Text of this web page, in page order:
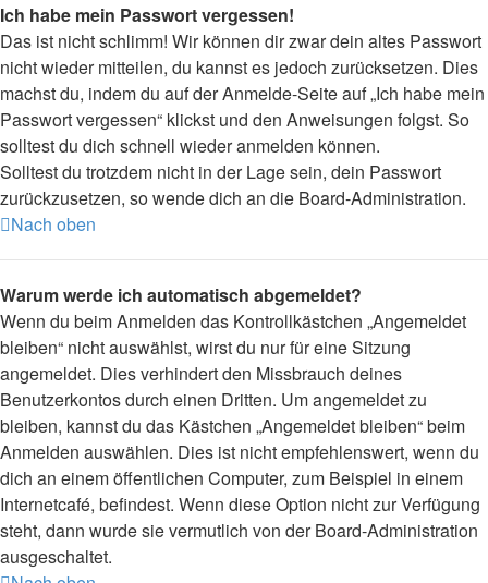
Ich habe mein Passwort vergessen!
Das ist nicht schlimm! Wir können dir zwar dein altes Passwort
nicht wieder mitteilen, du kannst es jedoch zurücksetzen. Dies
machst du, indem du auf der Anmelde-Seite auf „Ich habe mein
Passwort vergessen“ klickst und den Anweisungen folgst. So
solltest du dich schnell wieder anmelden können.
Solltest du trotzdem nicht in der Lage sein, dein Passwort
zurückzusetzen, so wende dich an die Board-Administration.
Nach oben
Warum werde ich automatisch abgemeldet?
Wenn du beim Anmelden das Kontrollkästchen „Angemeldet
bleiben“ nicht auswählst, wirst du nur für eine Sitzung
angemeldet. Dies verhindert den Missbrauch deines
Benutzerkontos durch einen Dritten. Um angemeldet zu
bleiben, kannst du das Kästchen „Angemeldet bleiben“ beim
Anmelden auswählen. Dies ist nicht empfehlenswert, wenn du
dich an einem öffentlichen Computer, zum Beispiel in einem
Internetcafé, befindest. Wenn diese Option nicht zur Verfügung
steht, dann wurde sie vermutlich von der Board-Administration
ausgeschaltet.